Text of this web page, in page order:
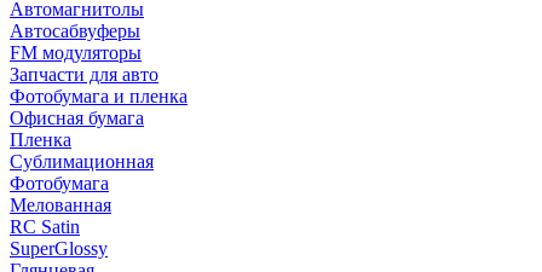
Автомагнитолы
Автосабвуферы
FM модуляторы
Запчасти для авто
Фотобумага и пленка
Офисная бумага
Пленка
Сублимационная
Фотобумага
Мелованная
RC Satin
SuperGlossy